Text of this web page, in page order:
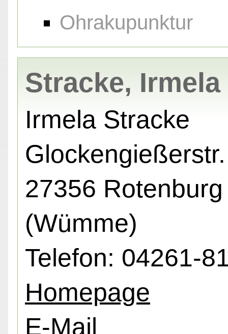
Ohrakupunktur
Stracke, Irmela
Irmela Stracke
27356 Rotenburg
(Wümme)
Telefon: 04261-
Homepage
E-Mail